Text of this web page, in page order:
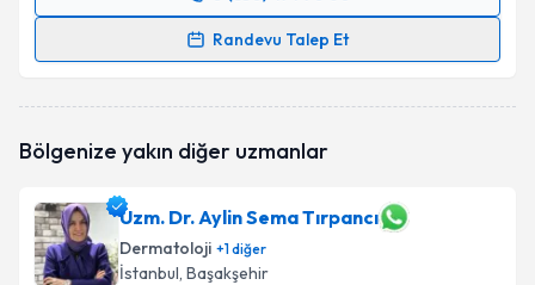
Randevu Talep Et
Randevu Takvimi Talebi
oluşturun. Size bu uzmandan randevu almanız için bir
Bölgenize yakın diğer uzmanlar
Uzm. Dr. Aylin Sema Tırpancı
Dermatoloji +1diğer
İstanbul, Başakşehir